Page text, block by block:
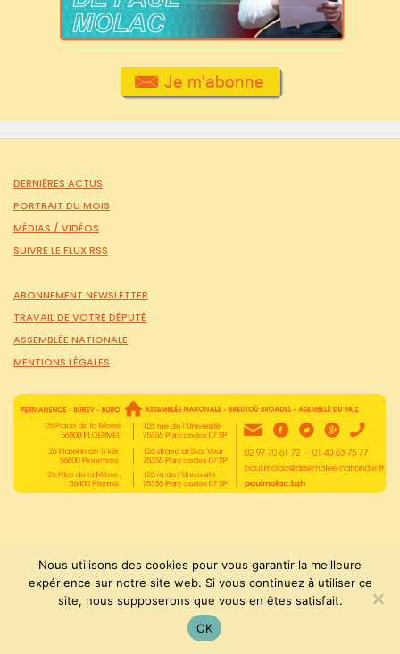
DERNIÈRES ACTUS
PORTRAIT DU MOIS
MÉDIAS / VIDÉOS
SUIVRE LE FLUX RSS
ABONNEMENT NEWSLETTER
TRAVAIL DE VOTRE DÉPUTÉ
ASSEMBLÉE NATIONALE
MENTIONS LÉGALES
PaulMolac © Tous droits réservés 2015-2026
Nous utilisons des cookies pour vous garantir la meilleure
expérience sur notre site web. Si vous continuez à utiliser ce
site, nous supposerons que vous en êtes satisfait.
OK